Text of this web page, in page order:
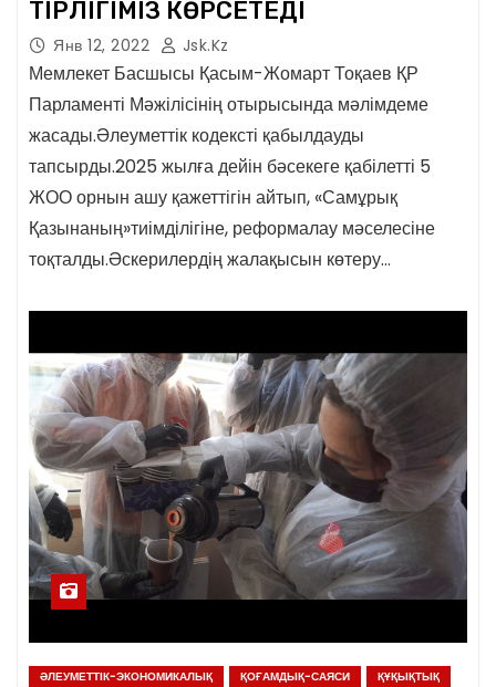
ТІРЛІГІМІЗ КӨРСЕТЕДІ
Янв 12, 2022 Jsk.kz
Мемлекет Басшысы Қасым-Жомарт Тоқаев ҚР
Парламенті Мәжілісінің отырысында мәлімдеме
жасады.Әлеуметтік кодексті қабылдауды
тапсырды.2025 жылға дейін бәсекеге қабілетті 5
ЖОО орнын ашу қажеттігін айтып, «Самұрық
Қазынаның»тиімділігіне, реформалау мәселесіне
тоқталды.Әскерилердің жалақысын көтеру…
ӘЛЕУМЕТТІК-ЭКОНОМИКАЛЫҚ ҚОҒАМДЫҚ-САЯСИ
ҚҰҚЫҚТЫҚ